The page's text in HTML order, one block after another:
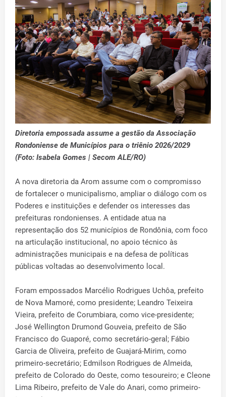
Diretoria empossada assume a gestão da Associação
Rondoniense de Municípios para o triênio 2026/2029
(Foto: Isabela Gomes | Secom ALE/RO)
A nova diretoria da Arom assume com o compromisso
de fortalecer o municipalismo, ampliar o diálogo com os
Poderes e instituições e defender os interesses das
prefeituras rondonienses. A entidade atua na
representação dos 52 municípios de Rondônia, com foco
na articulação institucional, no apoio técnico às
administrações municipais e na defesa de políticas
públicas voltadas ao desenvolvimento local.
Foram empossados Marcélio Rodrigues Uchôa, prefeito
de Nova Mamoré, como presidente; Leandro Teixeira
Vieira, prefeito de Corumbiara, como vice-presidente;
José Wellington Drumond Gouveia, prefeito de São
Francisco do Guaporé, como secretário-geral; Fábio
Garcia de Oliveira, prefeito de Guajará-Mirim, como
primeiro-secretário; Edmilson Rodrigues de Almeida,
prefeito de Colorado do Oeste, como tesoureiro; e Cleone
Lima Ribeiro, prefeito de Vale do Anari, como primeiro-